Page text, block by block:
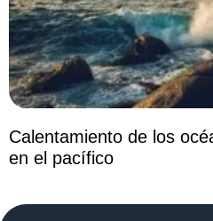
Calentamiento de los
en el pacífico